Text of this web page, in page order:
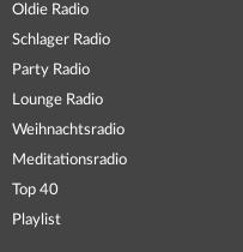
Oldie Radio
Schlager Radio
Party Radio
Lounge Radio
Weihnachtsradio
Meditationsradio
Top 40
Playlist